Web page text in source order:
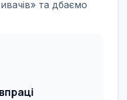
та дбаємо